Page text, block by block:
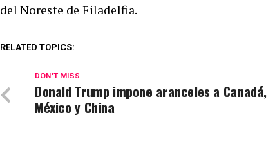
del Noreste de Filadelfia.
RELATED TOPICS:
DON'T MISS
Donald Trump impone aranceles a Canadá,
México y China